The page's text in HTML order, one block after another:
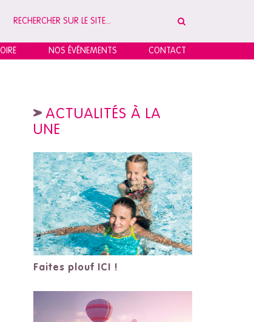
NOS ÉVÉNEMENTS CONTACT
ACTUALITÉS À LA
UNE
Faites plouf ICI !